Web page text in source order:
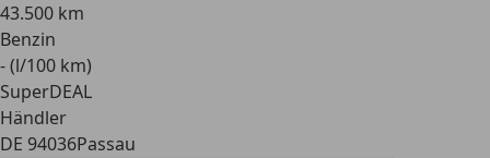
43.500 km
Benzin
- (l/100 km)
SuperDEAL
Händler
DE 94036Passau